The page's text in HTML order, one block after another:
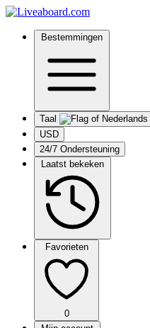
Bestemmingen
Taal
USD
24/7 Ondersteuning
Laatst bekeken
Favorieten
0